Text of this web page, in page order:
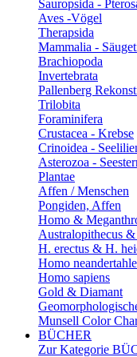
Sauropsida -
Aves -Vögel
Therapsida
Mammalia -
Brachiopoda
Invertebrata
Pallenberg
Trilobita
Foraminifera
Crustacea - Krebse
Crinoidea -
Asterozoa -
Plantae
Affen / Menschen
Pongiden, Affen
Homo &
Australopithecus
H. erectus & H.
Homo
Homo sapiens
Gold & Diamant
Munsell Color
BÜCHER
Zur Kategorie